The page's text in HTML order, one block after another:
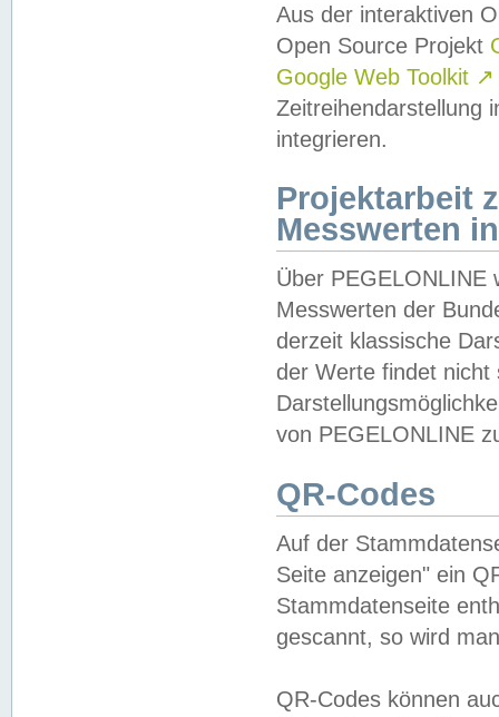
Aus der interaktiven
Open Source Projekt
Google Web Toolkit ↗
Zeitreihendarstellung
integrieren.
Projektarbeit
Messwerten
Über PEGELONLINE
Messwerten der
derzeit klassische
der Werte findet
von PEGELONLINE
QR-Codes
Auf der
Seite anzeigen" ein
Stammdatenseite
gescannt, so wird
QR-Codes können